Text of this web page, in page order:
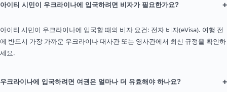
아이티 시민이 우크라이나에 입국하려면 비자가 필요한가요? +
아이티 시민이 우크라이나에 입국할 때의 비자 요건: 전자 비자(eVisa). 여행 전
에 반드시 가장 가까운 우크라이나 대사관 또는 영사관에서 최신 규정을 확인하
세요.
우크라이나에 입국하려면 여권은 얼마나 더 유효해야 하나요? +